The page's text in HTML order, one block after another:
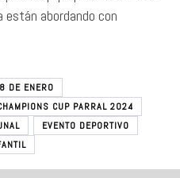
están abordando con
DE ENERO
CUP PARRAL 2024
EVENTO DEPORTIVO